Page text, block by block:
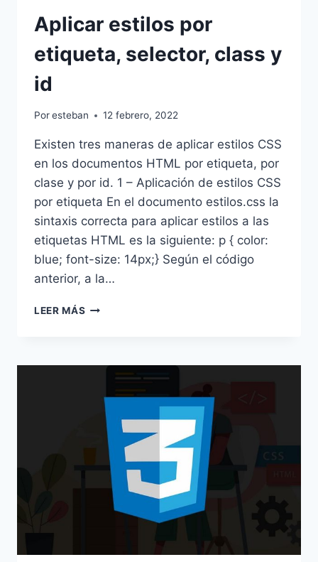
Aplicar estilos por
etiqueta, selector, class y
id
Poresteban 12 febrero, 2022
Existen tres maneras de aplicar estilos CSS
en los documentos HTML por etiqueta, por
clase y por id. 1 – Aplicación de estilos CSS
por etiqueta En el documento estilos.css la
sintaxis correcta para aplicar estilos a las
etiquetas HTML es la siguiente: p { color:
blue; font-size: 14px;} Según el código
anterior, a la…
LEER MÁS APLICAR
SELECTOR,
CLASS